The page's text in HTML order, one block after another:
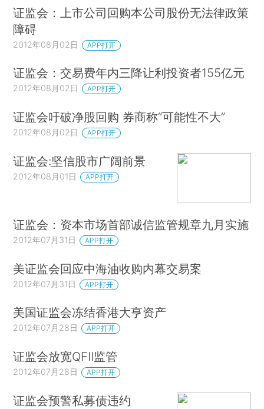
证监会：上市公司回购本公司股份无法律政策
障碍
2012年08月02日 APP打开
证监会：交易费年内三降让利投资者155亿元
2012年08月02日 APP打开
证监会吁破净股回购 券商称“可能性不大”
2012年08月02日 APP打开
证监会:坚信股市广阔前景
2012年08月01日 APP打开
证监会：资本市场首部诚信监管规章九月实施
2012年07月31日 APP打开
美证监会回应中海油收购内幕交易案
2012年07月31日 APP打开
美国证监会冻结香港大亨资产
2012年07月28日 APP打开
证监会放宽QFII监管
2012年07月28日 APP打开
证监会预警私募债违约